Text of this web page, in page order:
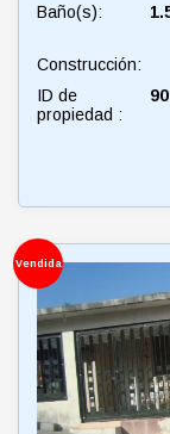
Baño(s):
Construcción:
ID de
propiedad :
90
Vendida